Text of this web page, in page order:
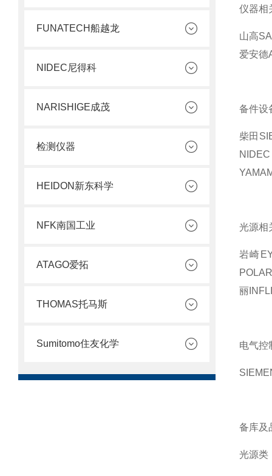
FUNATECH船越龙
NIDEC尼得科
NARISHIGE成茂
检测仪器
HEIDON新东科学
NFK南国工业
ATAGO爱拓
THOMAS托马斯
Sumitomo住友化学
仪器相
山高
爱安德
备件设
柴田
光源相
岩崎
丽
电气控
备库及
光源类